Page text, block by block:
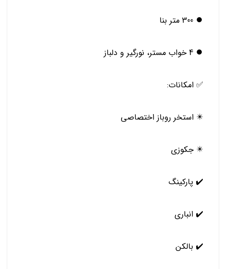
⏺️ 300 متر بنا
⏺️ 4 خواب مستر، نورگیر و دلباز
✅ امکانات:
✴️ استخر روباز اختصاصی
✴️ جکوزی
✔️ پارکینگ
✔️ انباری
✔️ بالکن